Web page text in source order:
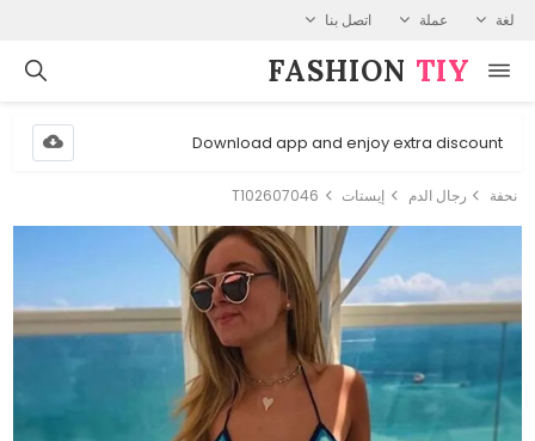
لغة عملة اتصل بنا
FASHION⁠ TIY
Download app and enjoy extra discount
نحفة رجال الدم إيستات T102607046